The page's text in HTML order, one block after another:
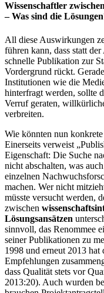
Wissenschaftler
– Was sind die
All diese Auswirkungen
führen kann, dass statt
schnelle Publikation zur
Vordergrund rückt.
Institutionen wie die
hinterfragt werden, sollte
Verruf geraten,
verbreiten.
Wie könnten nun
Einerseits verweist
Eigenschaft: Die Suche
nicht abschalten, was
einzelnen
machen. Wer nicht
müsste versucht werden,
zwischen
Lösungs­ansätzen
sinnvoll, das Renommee
seiner Publikationen zu
1998 und erneut 2013
Empfehlungen
dass Qua­lität stets vor
2013:20). Auch wurden